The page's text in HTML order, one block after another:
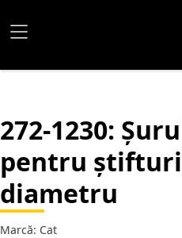
272-1230:
pentru
diametru
Marcă: Cat